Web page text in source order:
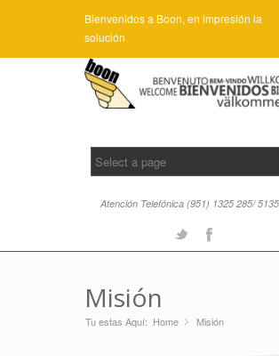
Bienvenidos a Boon, en impresión la
solución
Atención Telefónica (951) 1325 285/
Twitter
Misión
Tu estas Aquí: Home »
Misión